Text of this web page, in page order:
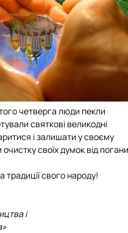
четверга люди пекли
святкові великодні
і залишати у своєму
своїх думок від
традиції свого народу!
і